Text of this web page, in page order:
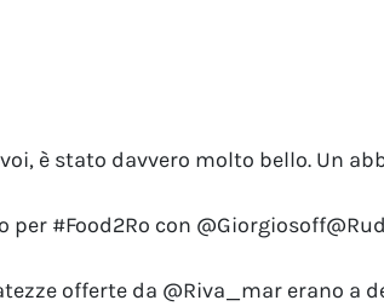
è stato davvero molto bello. Un
per ‪#Food2Ro‬ con
offerte da @Riva_mar erano